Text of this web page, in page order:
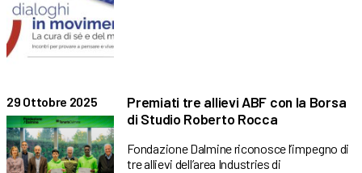
29 Ottobre 2025
Premiati tre allievi ABF con la Borsa
di Studio Roberto Rocca
Fondazione Dalmine riconosce l’impegno di
tre allievi dell’area Industries di